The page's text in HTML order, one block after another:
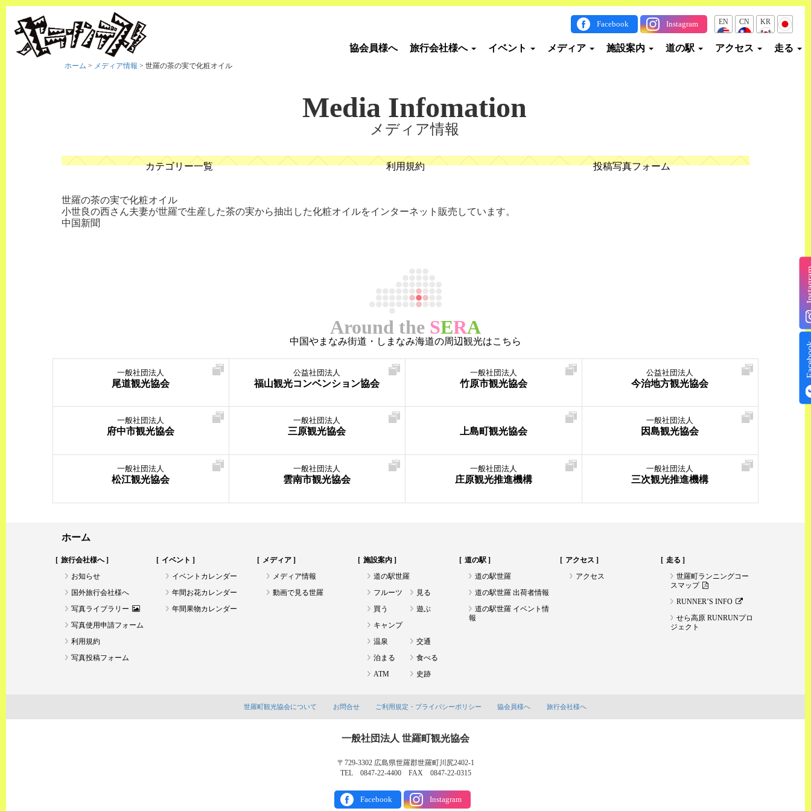
Facebook Instagram EN CN KR JP
協会員様へ 旅行会社様へ イベント メディア 施設案内 道の駅 アクセス 走る
ホーム > メディア情報 > 世羅の茶の実で化粧オイル
Media Infomation
メディア情報
カテゴリー一覧 利用規約 投稿写真フォーム
世羅の茶の実で化粧オイル
小世良の西さん夫妻が世羅で生産した茶の実から抽出した化粧オイルをインターネット販売しています。
中国新聞
Around the SERA
中国やまなみ街道・しまなみ海道の周辺観光はこちら
一般社団法人
尾道観光協会
公益社団法人
福山観光コンベンション協会
一般社団法人
竹原市観光協会
公益社団法人
今治地方観光協会
一般社団法人
府中市観光協会
一般社団法人
三原観光協会 上島町観光協会
一般社団法人
因島観光協会
一般社団法人
松江観光協会
一般社団法人
雲南市観光協会
一般社団法人
庄原観光推進機構
一般社団法人
三次観光推進機構
ホーム
旅行会社様へ
お知らせ
国外旅行会社様へ
写真ライブラリー
写真使用申請フォーム
利用規約
写真投稿フォーム
イベント
イベントカレンダー
年間お花カレンダー
年間果物カレンダー
メディア
メディア情報
動画で見る世羅
施設案内
道の駅世羅
フルーツ
見る
買う
遊ぶ
キャンプ
温泉
交通
泊まる
食べる
ATM
史跡
道の駅
道の駅世羅
道の駅世羅 出荷者情報
道の駅世羅 イベント情
報
アクセス
アクセス
走る
世羅町ランニングコー
スマップ
RUNNER’S INFO
せら高原 RUNRUNプロ
ジェクト
世羅町観光協会について お問合せ ご利用規定・プライバシーポリシー 協会員様へ 旅行会社様へ
一般社団法人 世羅町観光協会
〒729-3302 広島県世羅郡世羅町川尻2402-1
TEL 0847-22-4400 FAX 0847-22-0315
Facebook Instagram